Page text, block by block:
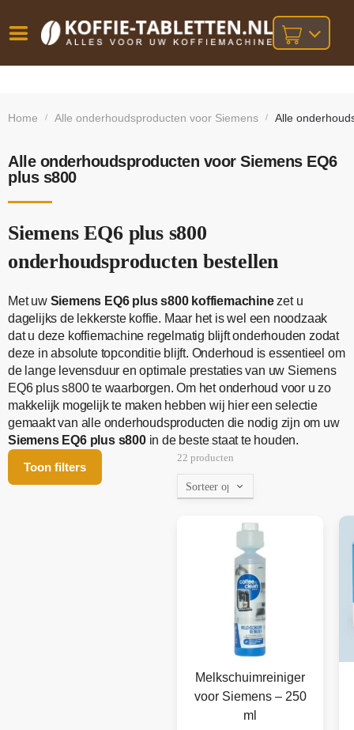
besteld,
bij orders
Home / Alle onderhoudsproducten voor Siemens / Alle
Alle onderhoudsproducten voor Siemens EQ6
plus s800
Siemens EQ6 plus s800
onderhoudsproducten bestellen
Met uw Siemens EQ6 plus s800 koffiemachinezet u
dagelijks de lekkerste koffie. Maar het is wel een noodzaak
dat u deze koffiemachine regelmatig blijft onderhouden zodat
deze in absolute topconditie blijft. Onderhoud is essentieel om
de lange levensduur en optimale prestaties van uw Siemens
EQ6 plus s800 te waarborgen. Om het onderhoud voor u zo
makkelijk mogelijk te maken hebben wij hier een selectie
gemaakt van alle onderhoudsproducten die nodig zijn om uw
Siemens EQ6 plus s800in de beste staat te houden.
Toon filters
22 producten
Melkschuimreiniger
voor Siemens – 250
ml